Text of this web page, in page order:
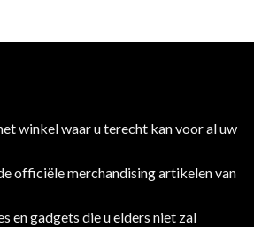
winkel waar u terecht kan voor al uw
officiële merchandising artikelen van
en gadgets die u elders niet zal